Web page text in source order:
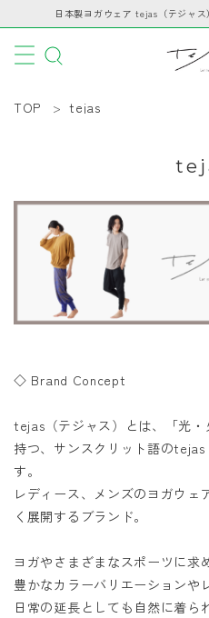
日本製ヨガウェア tejas（テジャ
PICKUP
BRAND
INFORMATION
ACCOUNT MENU
ようこそ ゲスト 様
meeting_room ログイン person 新規
TOP tejas
◇ Brand Concept
tejas（テジャス）とは、「光
持つ、サンスクリット語の
す。
レディース、メンズのヨガウェ
く展開するブランド。
ヨガやさまざまなスポーツに求
豊かなカラーバリエーションや
日常の延長としても自然に着ら